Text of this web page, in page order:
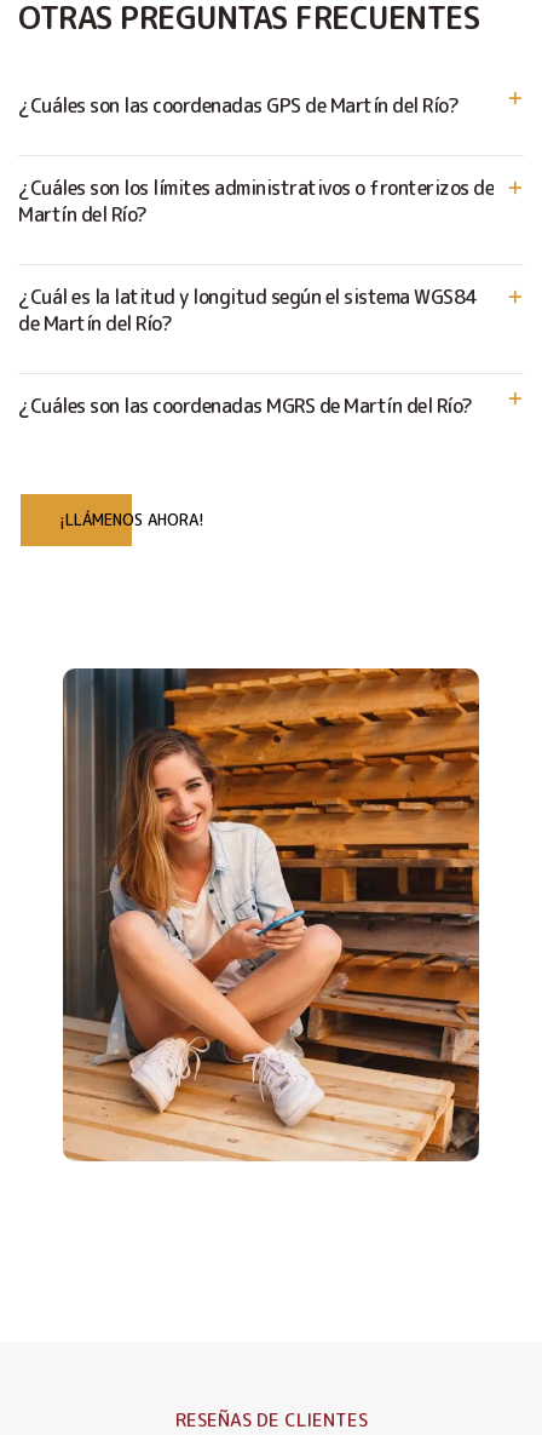
OTRAS PREGUNTAS FRECUENTES
¿Cuáles son las coordenadas GPS de Martín del Río?
¿Cuáles son los límites administrativos o fronterizos de
Martín del Río?
¿Cuál es la latitud y longitud según el sistema WGS84
de Martín del Río?
¿Cuáles son las coordenadas MGRS de Martín del Río?
¡LLÁMENOS AHORA!
RESEÑAS DE CLIENTES